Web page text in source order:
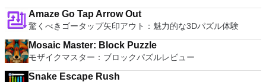
Amaze Go Tap Arrow Out
驚くべきゴータップ矢印アウト：魅力的な3Dパズル体験
Mosaic Master: Block Puzzle
モザイクマスター：ブロックパズルレビュー
Snake Escape Rush